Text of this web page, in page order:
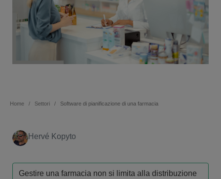
Home Settori Software di pianificazione di una farmacia
Hervé Kopyto
Gestire una farmacia non si limita alla distribuzione